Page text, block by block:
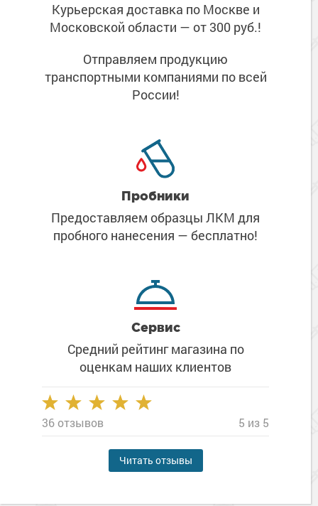
Курьерская доставка по Москве и
Московской области — от 300 руб.!
Отправляем продукцию
транспортными компаниями по всей
России!
Пробники
Предоставляем образцы ЛКМ для
пробного нанесения — бесплатно!
Сервис
Средний рейтинг магазина по
оценкам наших клиентов
36 отзывов 5 из 5
Читать отзывы